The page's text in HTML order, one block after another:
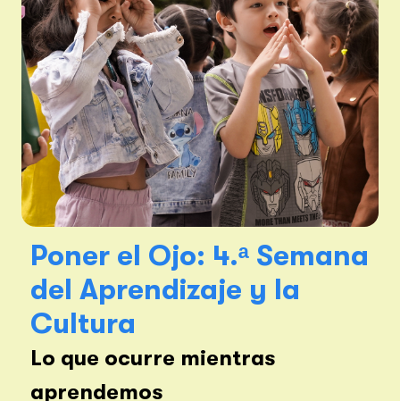
Poner el Ojo: 4.ᵃ Semana
del Aprendizaje y la
Cultura
Lo que ocurre mientras
aprendemos